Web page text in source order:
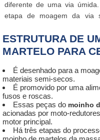
diferente de uma via
etapa de moagem da via
eficiente quanto o da
ESTRUTURA DE
MARTELO PARA
É desenhado para a
materiais semi-secos.
É promovido por uma
fusos e roscas.
Essas peças do moinho
acionadas por moto-
motor principal.
Há três etapas do